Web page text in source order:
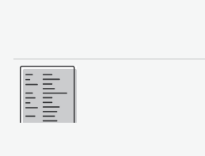
Lebih banyak